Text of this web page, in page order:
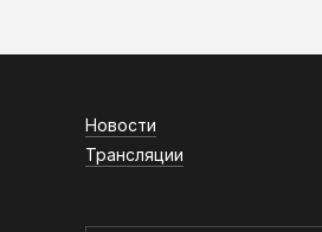
Новости
Трансляции